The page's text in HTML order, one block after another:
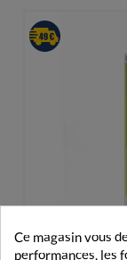
Ce magasin vous
performances, les